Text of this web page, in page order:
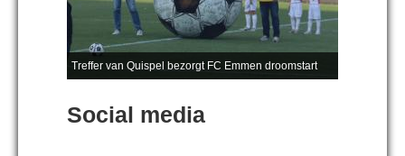
Treffer van Quispel bezorgt FC Emmen droomstart
Social media